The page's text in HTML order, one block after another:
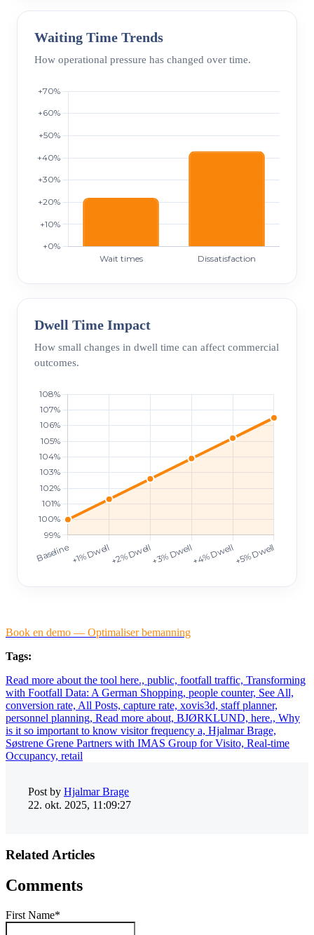
Waiting Time Trends
How operational pressure has changed over time.
Dwell Time Impact
How small changes in dwell time can affect commercial
outcomes.
Book en demo — Optimaliser bemanning
Tags:
Read more about the tool here., public, footfall traffic, Transforming
with Footfall Data: A German Shopping, people counter, See All,
conversion rate, All Posts, capture rate, xovis3d, staff planner,
personnel planning, Read more about, BJØRKLUND, here., Why
is it so important to know visitor frequency a, Hjalmar Brage,
Søstrene Grene Partners with IMAS Group for Visito, Real-time
Occupancy, retail
Post by Hjalmar Brage
22. okt. 2025, 11:09:27
Related Articles
Comments
First Name*